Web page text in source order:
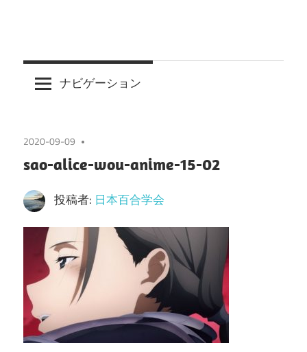
ナビゲーション
2020-09-09
sao-alice-wou-anime-15-02
投稿者: 日本百合学会